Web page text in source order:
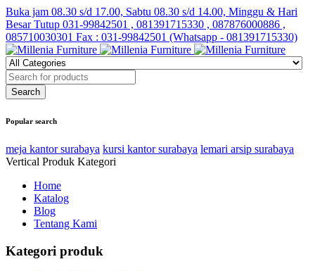
Buka jam 08.30 s/d 17.00, Sabtu 08.30 s/d 14.00, Minggu & Hari
Besar Tutup 031-99842501 , 081391715330 , 087876000886 ,
085710030301 Fax : 031-99842501 (Whatsapp - 081391715330)
Popular search
meja kantor surabaya kursi kantor surabaya lemari arsip surabaya
Vertical Produk Kategori
Home
Katalog
Blog
Tentang Kami
Kategori produk